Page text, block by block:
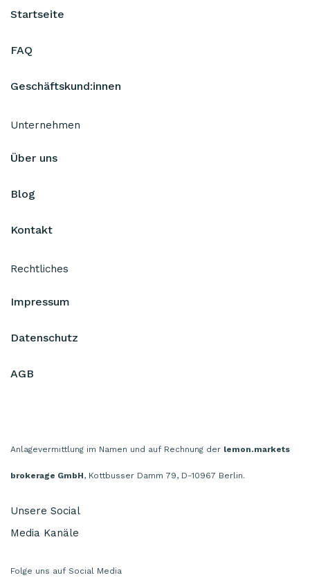
Startseite
FAQ
Geschäftskund:innen
Unternehmen
Über uns
Blog
Kontakt
Rechtliches
Impressum
Datenschutz
AGB
Anlagevermittlung im Namen und auf Rechnung der lemon.markets
brokerage GmbH, Kottbusser Damm 79, D-10967 Berlin.
Unsere Social
Media Kanäle
Folge uns auf Social Media